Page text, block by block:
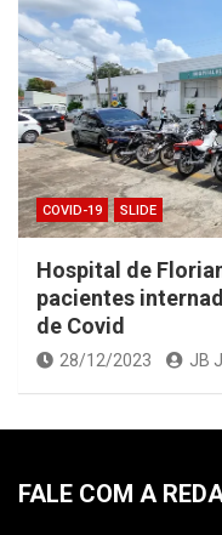
COVID-19 SLIDE
Hospital de
pacientes
de Covid
28/12/2023 JB
FALE COM A